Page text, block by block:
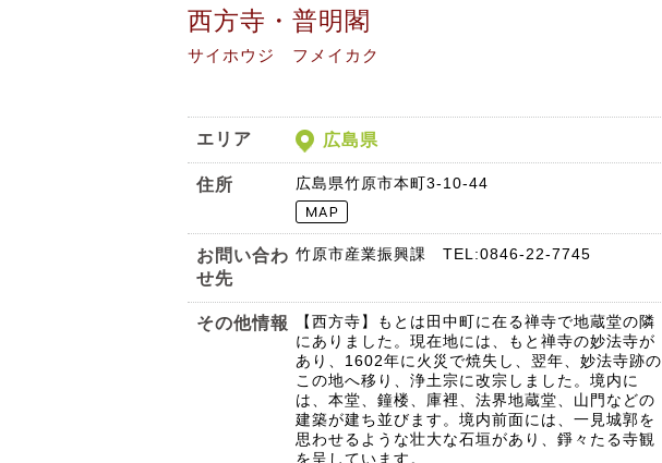
西方寺・普明閣
サイホウジ フメイカク
エリア 広島県
住所 広島県竹原市本町3-10-44
お問い合わ
せ先
竹原市産業振興課 TEL:0846-22-7745
その他情報
【西方寺】もとは田中町に在る禅寺で地蔵堂の隣
にありました。現在地には、もと禅寺の妙法寺が
あり、1602年に火災で焼失し、翌年、妙法寺跡の
この地へ移り、浄土宗に改宗しました。境内に
は、本堂、鐘楼、庫裡、法界地蔵堂、山門などの
建築が建ち並びます。境内前面には、一見城郭を
思わせるような壮大な石垣があり、錚々たる寺観
を呈しています。